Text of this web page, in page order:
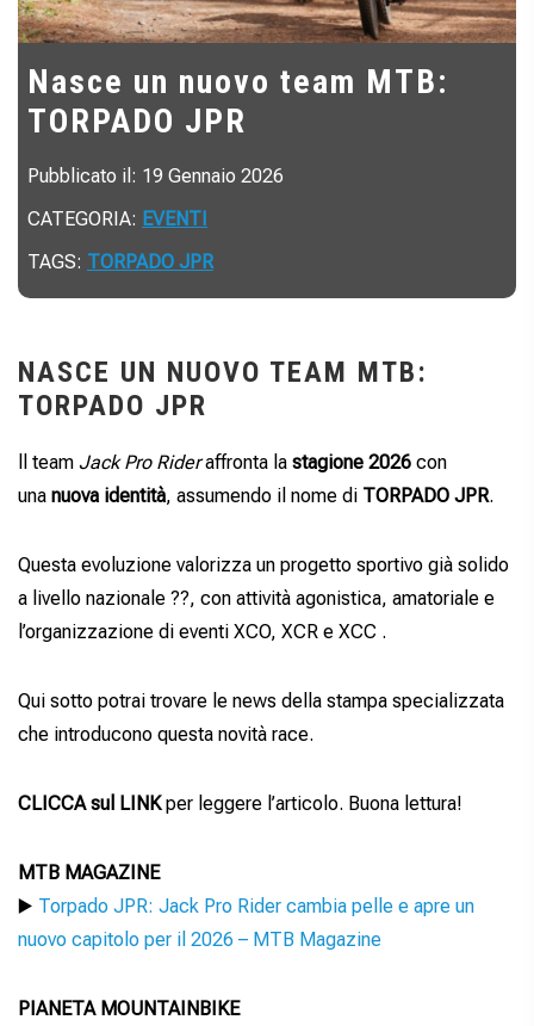
Nasce un nuovo team MTB:
TORPADO JPR
Pubblicato il: 19 Gennaio 2026
CATEGORIA: EVENTI
TAGS: TORPADO JPR
NASCE UN NUOVO TEAM MTB:
TORPADO JPR
ll team Jack Pro Rideraffronta la stagione 2026 con
una nuova identità, assumendo il nome di TORPADO JPR.
Questa evoluzione valorizza un progetto sportivo già solido
a livello nazionale ??, con attività agonistica, amatoriale e
l’organizzazione di eventi XCO, XCR e XCC .
Qui sotto potrai trovare le news della stampa specializzata
che introducono questa novità race.
CLICCA sul LINKper leggere l’articolo. Buona lettura!
MTB MAGAZINE
▶️ Torpado JPR: Jack Pro Rider cambia pelle e apre un
nuovo capitolo per il 2026 – MTB Magazine
PIANETA MOUNTAINBIKE